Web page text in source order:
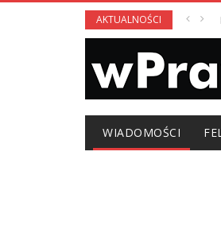
AKTUALNOŚCI
WIADOMOŚCI